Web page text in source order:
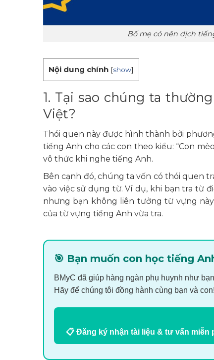
Bố mẹ có nên dịch
Nội dung chính [show]
1. Tại sao chúng ta
Việt?
Thói quen này được hình thành bởi
tiếng Anh cho các con theo kiểu: “Con
vô thức khi nghe tiếng Anh.
Bên cạnh đó, chúng ta vốn có thói quen
vào việc sử dụng từ. Ví dụ, khi bạn tra từ
nhưng bạn không liên tưởng từ vựng
của từ vựng tiếng Anh vừa tra.
🎯 Bạn muốn con học tiếng
BMyC đã giúp hàng ngàn phụ huynh như
Hãy để chúng tôi đồng hành cùng bạn và con!
📋 Đăng ký nhận tài liệu & tư vấn miễn